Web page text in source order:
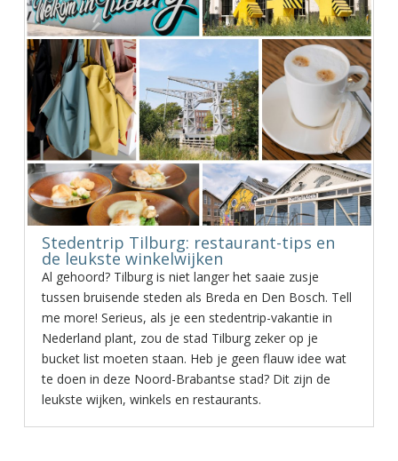
Stedentrip Tilburg: restaurant-tips en
de leukste winkelwijken
Al gehoord? Tilburg is niet langer het saaie zusje
tussen bruisende steden als Breda en Den Bosch. Tell
me more! Serieus, als je een stedentrip-vakantie in
Nederland plant, zou de stad Tilburg zeker op je
bucket list moeten staan. Heb je geen flauw idee wat
te doen in deze Noord-Brabantse stad? Dit zijn de
leukste wijken, winkels en restaurants.